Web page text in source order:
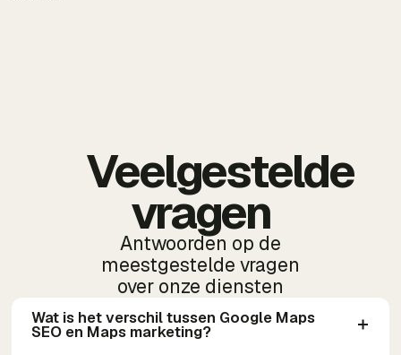
Veelgestelde
vragen
Antwoorden op de
meestgestelde vragen
over onze diensten
Wat is het verschil tussen Google Maps
SEO en Maps marketing?